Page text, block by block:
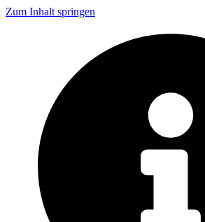
Zum Inhalt springen